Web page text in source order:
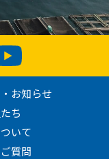
お知らせ
ち
いて
質問